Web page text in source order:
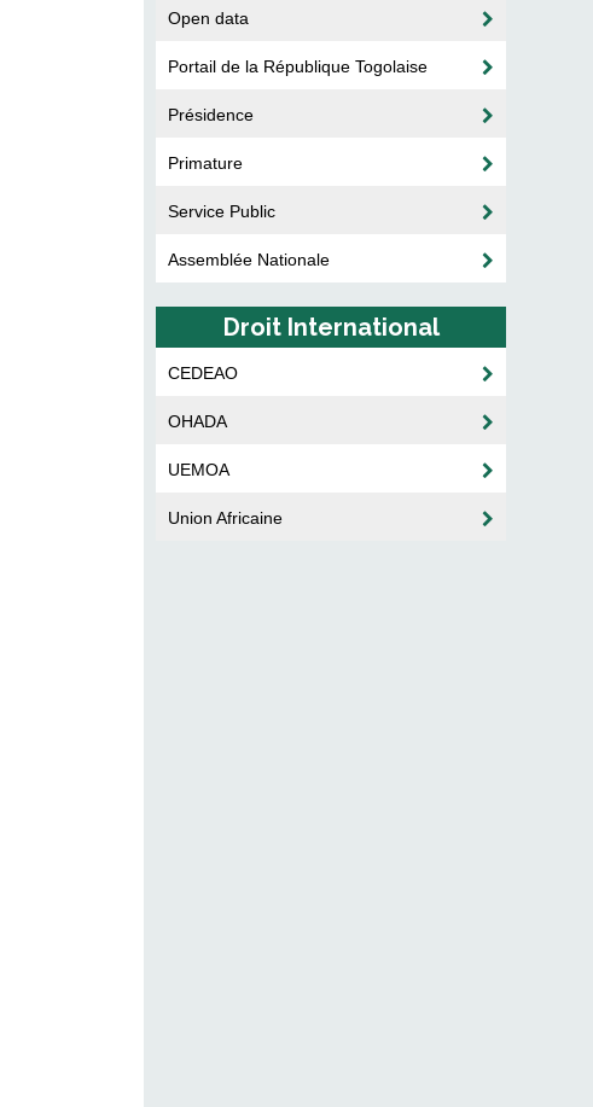
Open data
Portail de la République Togolaise
Présidence
Primature
Service Public
Assemblée Nationale
Droit International
CEDEAO
OHADA
UEMOA
Union Africaine